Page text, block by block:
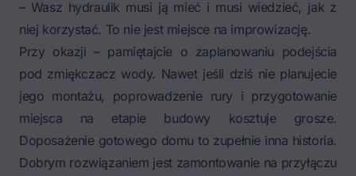
– Wasz hydraulik musi ją mieć i musi wiedzieć, jak z
niej korzystać. To nie jest miejsce na improwizację.
Przy okazji – pamiętajcie o zaplanowaniu podejścia
pod zmiękczacz wody. Nawet jeśli dziś nie planujecie
jego montażu, poprowadzenie rury i przygotowanie
miejsca na etapie budowy kosztuje grosze.
Doposażenie gotowego domu to zupełnie inna historia.
Dobrym rozwiązaniem jest zamontowanie na przyłączu